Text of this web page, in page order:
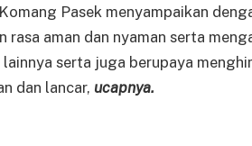
Pasek menyampaikan
rasa aman dan nyaman serta
serta juga berupaya
dan lancar, ucapnya.